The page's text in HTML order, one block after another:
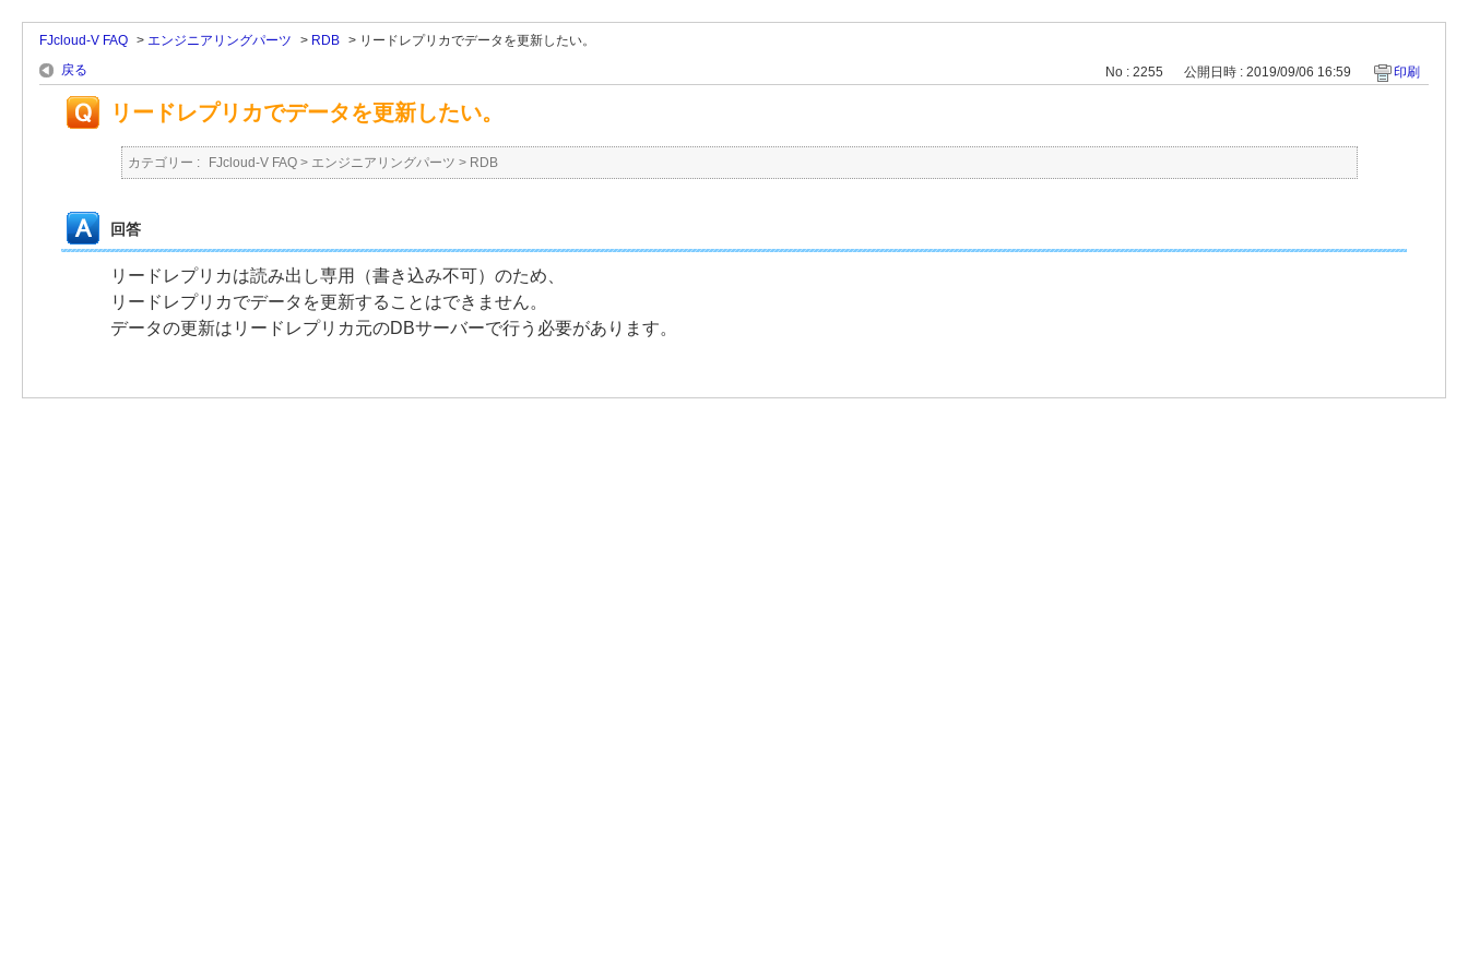
FJcloud-V FAQ > エンジニアリングパーツ > RDB > リードレプリカでデータを更新したい。
戻る
No : 2255 公開日時 : 2019/09/06 16:59 印刷
リードレプリカでデータを更新したい。
カテゴリー : FJcloud-V FAQ > エンジニアリングパーツ > RDB
回答
リードレプリカは読み出し専用（書き込み不可）のため、
リードレプリカでデータを更新することはできません。
データの更新はリードレプリカ元のDBサーバーで行う必要があります。